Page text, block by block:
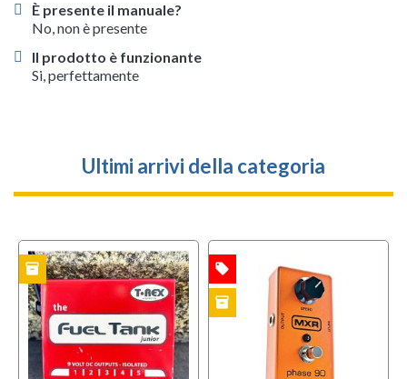
È presente il manuale?
No, non è presente
Il prodotto è funzionante
Si, perfettamente
Ultimi arrivi della categoria
inventory OFFERTA local_offer
USATO inventory